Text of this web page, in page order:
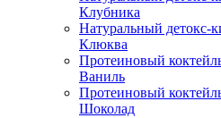
Клубника
Натуральный детокс-
Клюква
Протеиновый
Ваниль
Протеиновый
Шоколад